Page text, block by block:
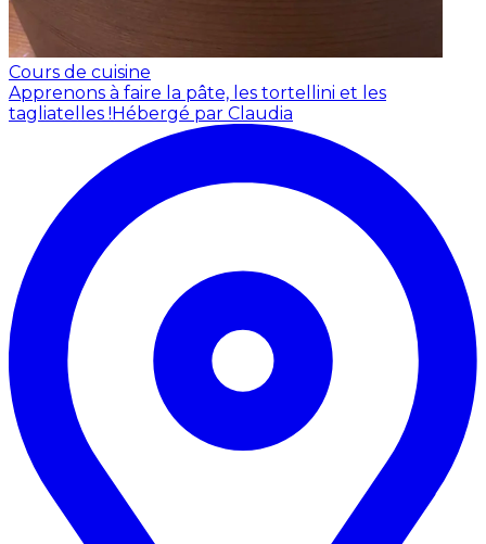
Cours de cuisine
Apprenons à faire la pâte, les tortellini et les
tagliatelles ! Hébergé par Claudia